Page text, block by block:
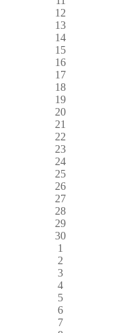
12
13
14
15
16
17
18
19
20
21
22
23
24
25
26
27
28
29
30
1
2
3
4
5
6
7